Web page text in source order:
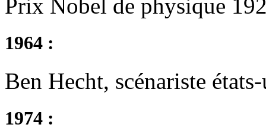
Prix Nobel de physique
1964 :
Ben Hecht, scénariste
1974 :